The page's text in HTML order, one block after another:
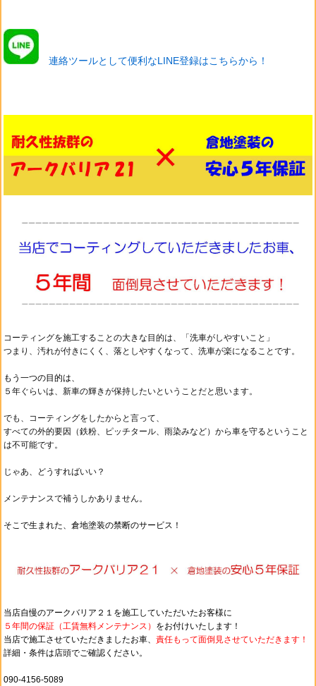
連絡ツールとして便利なLINE登録はこちらから！
コーティングを施工することの大きな目的は、
「洗車がしやすいこと」
つまり、汚れが付きにくく、落としやすくなって、 洗車が楽になることです。
もう一つの目的は、
５年ぐらいは、新車の輝きが保持したいということだと思います。
でも、コーティングをしたからと言って、
すべての外的要因（鉄粉、ピッチタール、雨染みなど）から車を守るということ
は不可能です。
じゃあ、どうすればいい？
メンテナンスで補うしかありません。
そこで生まれた、倉地塗装の禁断のサービス！
当店自慢のアークバリア２１を施工していただいたお客様に
５年間の保証（工賃無料メンテナンス） をお付けいたします！
当店で施工させていただきましたお車、 責任もって面倒見させていただきます！
詳細・条件は店頭でご確認ください。
090-4156-5089